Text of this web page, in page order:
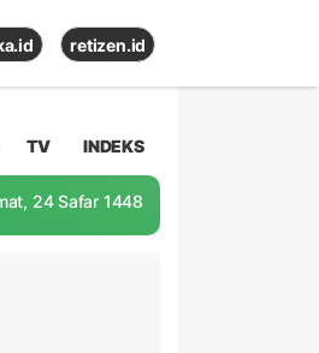
retizen.id
TV INDEKS
24 Safar 1448